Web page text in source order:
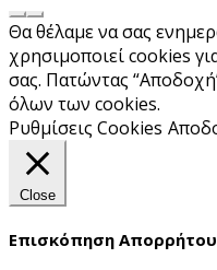
Θα θέλαμε να σας
χρησιμοποιεί cookies
σας. Πατώντας
όλων των cookies.
Ρυθμίσεις Cookies
Close
Επισκόπηση Απορρήτου